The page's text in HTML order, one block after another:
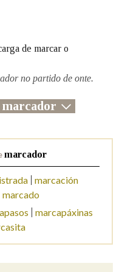
BUSCA
de marcar o
no partido de onte.
marcador
marcador
marcación
marcado
marcapáxinas